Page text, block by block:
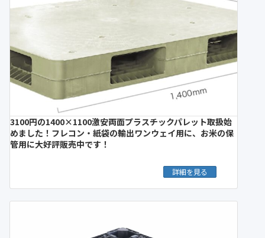
3100円の1400×1100激安両面プラスチックパレット取扱始
めました！フレコン・紙袋の輸出ワンウェイ用に、お米の保
管用に大好評販売中です！
詳細を見る